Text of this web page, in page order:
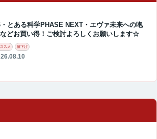
とある科学PHASE NEXT・エヴァ未来への咆
どお買い得！ご検討よろしくお願いします☆
スメ 値下げ